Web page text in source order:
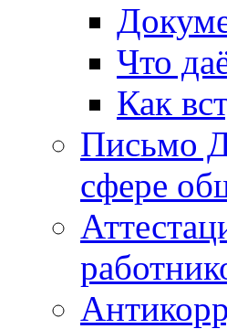
Что
Как
Письмо
сфере